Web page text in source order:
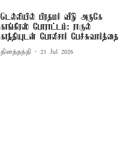
டெல்லியில் பிரதமர் வீடு அருகே
காங்கிரஸ் போராட்டம்: ராகுல்
காந்தியுடன் போலீசார் பேச்சுவார்த்தை
தினத்தந்தி 21 Jul 2026